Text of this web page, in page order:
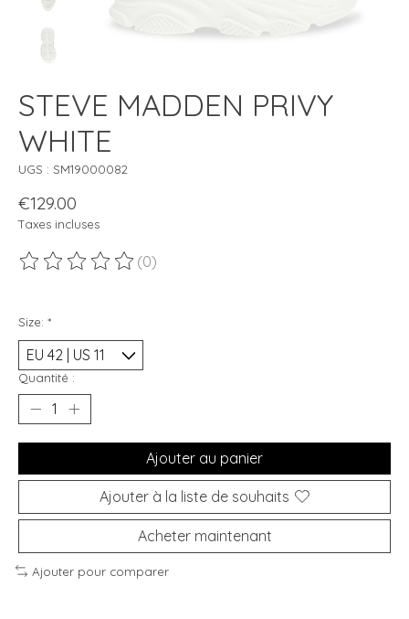
STEVE MADDEN PRIVY
WHITE
UGS : SM19000082
€129.00
Taxes incluses
Ce produit est évalué à
(0)
Size: *
Quantité :
Ajouter au panier
Ajouter à la liste de souhaits
Acheter maintenant
Ajouter pour comparer